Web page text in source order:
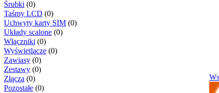
Śrubki (0)
Taśmy LCD (0)
Uchwyty karty SIM (0)
Układy scalone (0)
Włączniki (0)
Wyświetlacze (0)
Zawiasy (0)
Zestawy (0)
Złącza (0)
Pozostałe (0)